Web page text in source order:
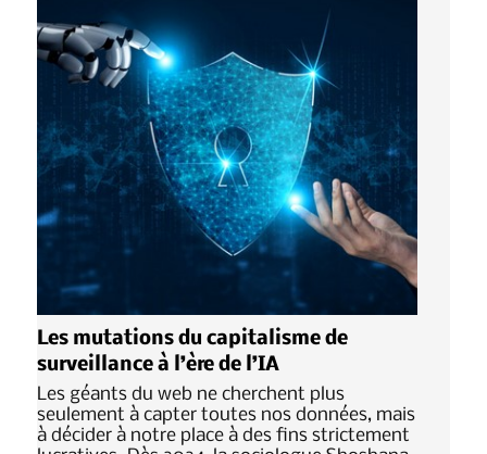
Les mutations du capitalisme de
surveillance à l’ère de l’IA
Les géants du web ne cherchent plus
seulement à capter toutes nos données, mais
à décider à notre place à des fins strictement